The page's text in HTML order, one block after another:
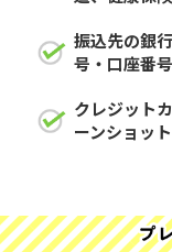
振込先の銀
号・口座番
クレジット
ーンショッ